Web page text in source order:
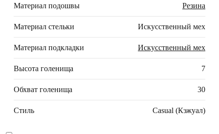
Материал подошвы Резина
Материал стельки Искусственный мех
Материал подкладки Искусственный мех
Высота голенища 7
Обхват голенища 30
Стиль Casual (Кэжуал)